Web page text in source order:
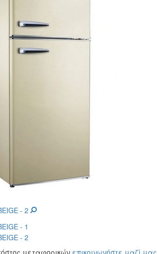
μεταφορικών επικοινωνήστε μαζί μας